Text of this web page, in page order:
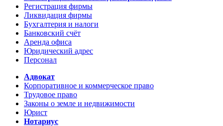
Регистрация фирмы
Ликвидация фирмы
Бухгалтерия и налоги
Банковский счёт
Аренда офиса
Юридический адрес
Персонал
Адвокат
Корпоративное и коммерческое право
Трудовое право
Законы о земле и недвижимости
Юрист
Нотариус